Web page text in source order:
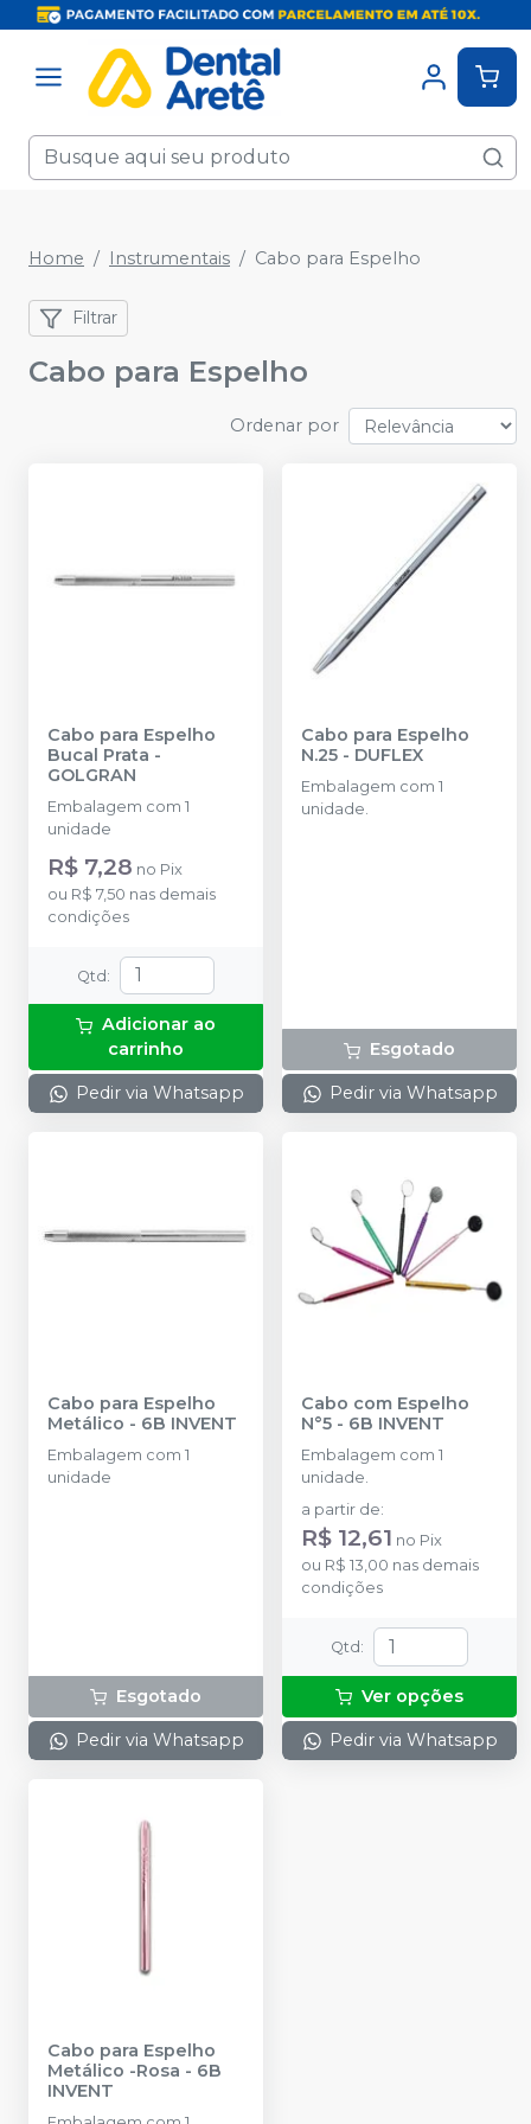
Home Instrumentais Cabo para Espelho
Filtrar
Cabo para Espelho
Ordenar por
Cabo para Espelho
Bucal Prata -
GOLGRAN
Embalagem com 1
unidade
R$ 7,28 no Pix
ou R$ 7,50 nas demais
condições
Qtd :
Adicionar ao
carrinho
Pedir via Whatsapp
Cabo para Espelho
N.25 - DUFLEX
Embalagem com 1
unidade.
Esgotado
Pedir via Whatsapp
Cabo para Espelho
Metálico - 6B INVENT
Embalagem com 1
unidade
Esgotado
Pedir via Whatsapp
Cabo com Espelho
N°5 - 6B INVENT
Embalagem com 1
unidade.
a partir de:
R$ 12,61 no Pix
ou R$ 13,00 nas demais
condições
Qtd :
Ver opções
Pedir via Whatsapp
Cabo para Espelho
Metálico -Rosa - 6B
INVENT